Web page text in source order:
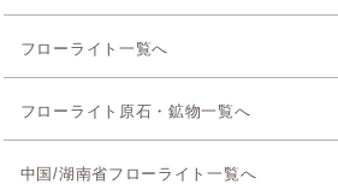
フローライト一覧へ
フローライト原石・鉱物一覧へ
中国/湖南省フローライト一覧へ